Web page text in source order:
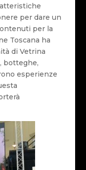
per dare un
per la
Toscana ha
di Vetrina
botteghe,
esperienze